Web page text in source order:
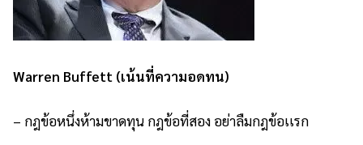
Warren Buffett (เน้นที่ความอดทน)
– กฎข้อหนึ่งห้ามขาดทุน กฎข้อที่สอง อย่าลืมกฎข้อเเรก